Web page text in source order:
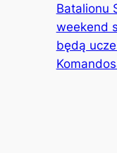
Batalionu
weekend
będą